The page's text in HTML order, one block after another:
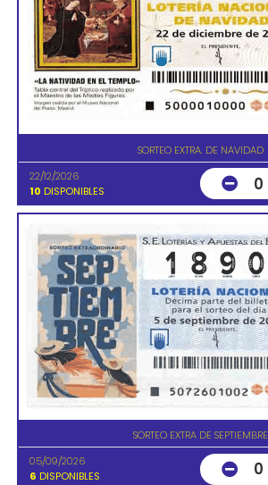
SORTEO EXTRA. DE NAVIDAD
22/12/2026
10 DISPONIBLES 0
SORTEO EXTRA DE SEPTIEMBRE
05/09/2026
6 DISPONIBLES 0